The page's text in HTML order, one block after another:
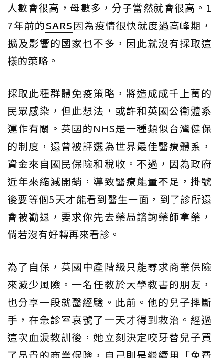
人數會很高，母數多，分子當然就會很高。1
7年前的SARS因為疫情很快就度過高峰期，
擴及影響的國家也不多，因此就沒有採取這
樣的策略。
採取此種群體免疫策略，將造成成千上萬的
民眾感染，但此想法，或許和英國公衛體系
運作有關。英國的NHS是一種類似台灣健保
的制度，還曾被評選為世界最佳醫療體系，
資金來自國民保險和稅收。不過，因為政府
近年來縮減開銷，導致醫療能量不足，掛號
後要等個5天才能看到醫生一面，到了診所還
會被勸退，要求你先去藥局諮詢藥師拿藥，
倘若沒有好轉再來看診。
為了自保，英國中產階級只能尋求商業保險
來減少風險。一名任教於大學教書的朋友，
也分享一段就醫經驗。此前。他的兒子摔斷
手，在急診室哀號了一天才得到救治。經過
這次血淚教訓後，她立刻決定咬牙替兒子買
了昂貴的商業保險，自己則是繼續用「免費